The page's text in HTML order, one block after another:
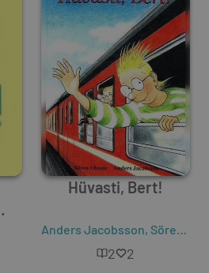
Hüvasti, Bert!
Anders Jacobsson, Sören Olsson
2 2